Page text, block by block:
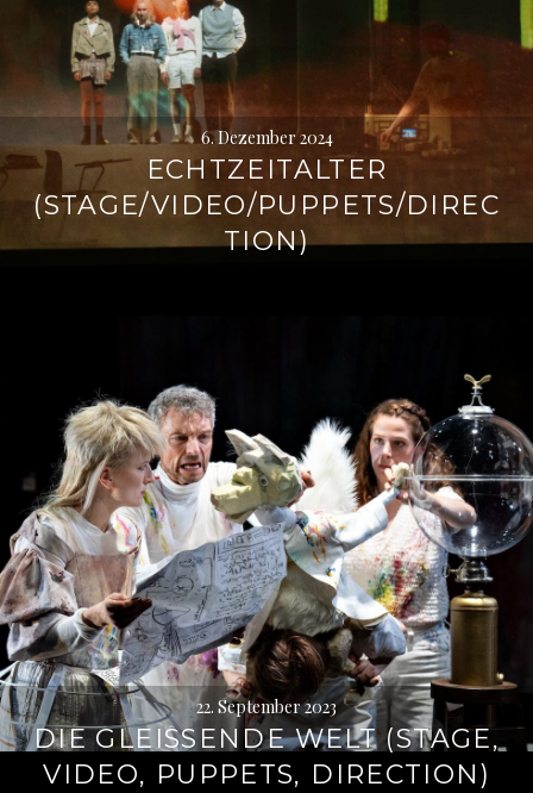
6. Dezember 2024
ECHTZEITALTER
(STAGE/VIDEO/PUPPETS/DIREC
TION)
22. September 2023
DIE GLEISSENDE WELT (STAGE, V
IDEO, PUPPETS, DIRECTION)